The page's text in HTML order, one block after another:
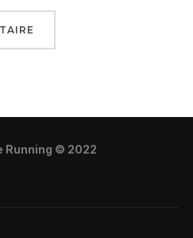
Running © 2022